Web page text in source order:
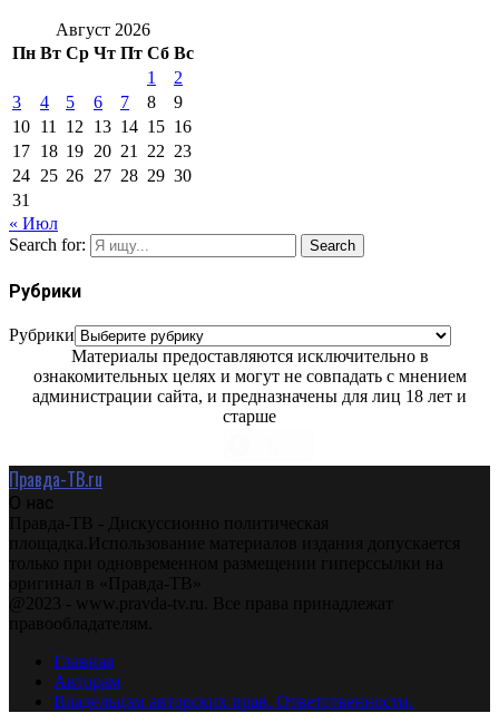
Август 2026
Пн Вт Ср Чт Пт Сб Вс
1
2
3
4 5 6 7 8
9
10 11 12 13 14 15 16
17 18 19 20 21 22 23
24 25 26 27 28 29 30
31
« Июл
Search for:
Search
Рубрики
Рубрики
Материалы предоставляются исключительно в
ознакомительных целях и могут не совпадать с мнением
администрации сайта, и предназначены для лиц 18 лет и
старше
Правда-ТВ.ru
О нас
Правда-ТВ - Дискуссионно политическая
площадка.Использование материалов издания допускается
только при одновременном размещении гиперссылки на
оригинал в «Правда-ТВ»
@2023 - www.pravda-tv.ru. Все права принадлежат
правообладателям.
Главная
Авторам
Владельцам авторских прав. Ответственности.